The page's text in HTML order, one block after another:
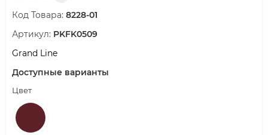
Код Товара: 8228-01
Артикул: PKFK0509
Grand Line
Доступные варианты
Цвет